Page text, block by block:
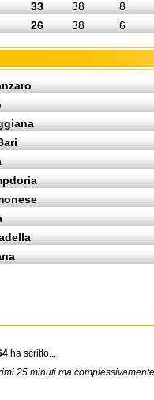
33 38
8
26 38 6
ha scritto...
25 minuti ma